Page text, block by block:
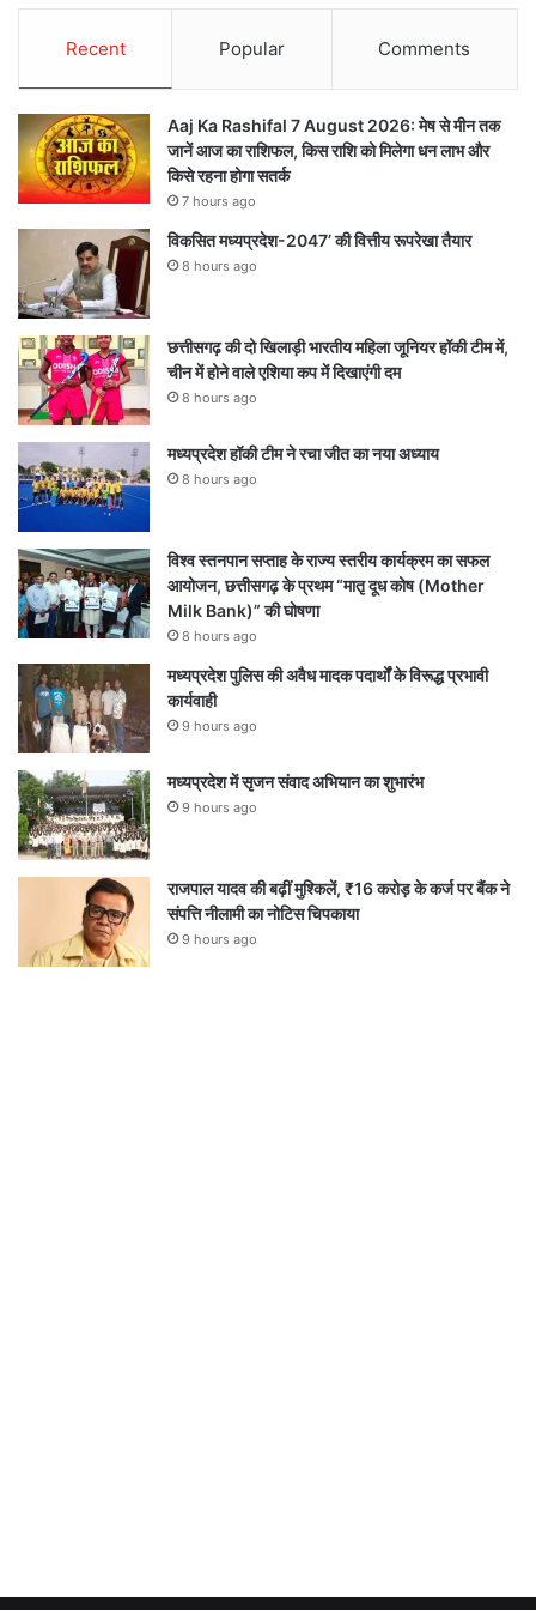
Recent Popular Comments
Aaj Ka Rashifal 7 August 2026: मेष से मीन तक
जानें आज का राशिफल, किस राशि को मिलेगा धन लाभ और
किसे रहना होगा सतर्क
7 hours ago
विकसित मध्यप्रदेश-2047’ की वित्तीय रूपरेखा तैयार
8 hours ago
छत्तीसगढ़ की दो खिलाड़ी भारतीय महिला जूनियर हॉकी टीम में,
चीन में होने वाले एशिया कप में दिखाएंगी दम
8 hours ago
मध्यप्रदेश हॉकी टीम ने रचा जीत का नया अध्याय
8 hours ago
विश्व स्तनपान सप्ताह के राज्य स्तरीय कार्यक्रम का सफल
आयोजन, छत्तीसगढ़ के प्रथम “मातृ दूध कोष (Mother
Milk Bank)” की घोषणा
8 hours ago
मध्यप्रदेश पुलिस की अवैध मादक पदार्थों के विरूद्ध प्रभावी
कार्यवाही
9 hours ago
मध्यप्रदेश में सृजन संवाद अभियान का शुभारंभ
9 hours ago
राजपाल यादव की बढ़ीं मुश्किलें, ₹16 करोड़ के कर्ज पर बैंक ने
संपत्ति नीलामी का नोटिस चिपकाया
9 hours ago